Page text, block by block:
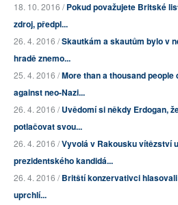
18. 10. 2016 /Pokud považujete Britské
zdroj, předpl...
26. 4. 2016 /Skautkám a skautům bylo v
hradě znemo...
25. 4. 2016 /More than a thousand
against neo-Nazi...
26. 4. 2016 /Uvědomí si někdy Erdogan,
potlačovat svou...
26. 4. 2016 /Vyvolá v Rakousku vítězství
prezidentského kandidá...
26. 4. 2016 /Britští konzervativci
uprchlí...